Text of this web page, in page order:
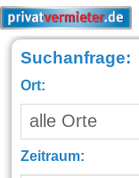
Suchanfrage:
Ort:
Zeitraum: